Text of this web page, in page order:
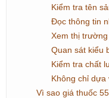
Kiểm tra tên
Đọc thông tin
Xem thị
Quan sát kiểu
Kiểm tra chất
Không chỉ dựa
Vì sao giá thuốc